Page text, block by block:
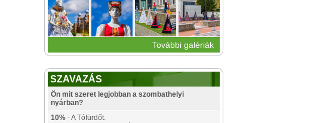
További galériák
SZAVAZÁS
Ön mit szeret legjobban a szombathelyi
nyárban?
10% - A Tófürdőt.